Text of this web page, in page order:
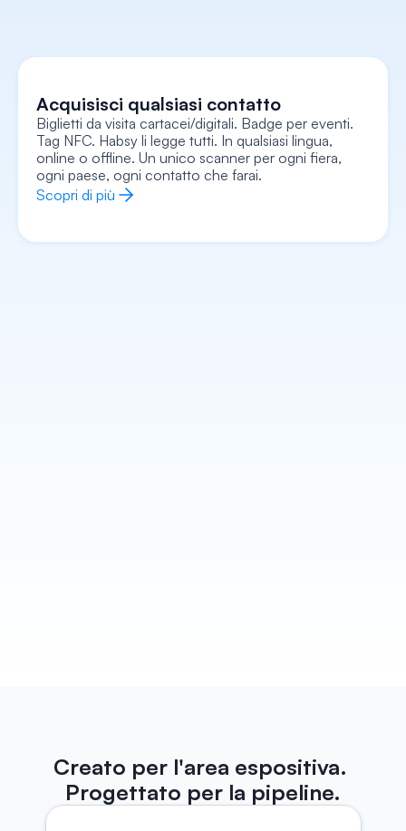
Acquisisci qualsiasi contatto
Biglietti da visita cartacei/digitali. Badge per eventi.
Tag NFC. Habsy li legge tutti. In qualsiasi lingua,
online o offline. Un unico scanner per ogni fiera,
ogni paese, ogni contatto che farai.
Scopri di più
Cattura ogni contesto
Registra note vocali, aggiungi note di testo, allega
una foto/selfie, registra segnali di intenti, tutto
collegato alla scheda. Ricorda l'intero contesto,
non solo un nome e un numero.
Scopri di più
Creato per l'area espositiva.
Progettato per la pipeline.